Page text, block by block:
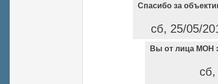
Спасибо за
сб, 25/05/
Вы от лица МОН